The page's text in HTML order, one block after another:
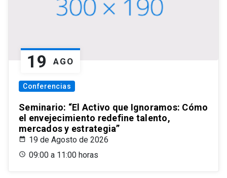
19 AGO
Conferencias
Seminario: “El Activo que Ignoramos: Cómo
el envejecimiento redefine talento,
mercados y estrategia”
19 de Agosto de 2026
09:00 a 11:00 horas